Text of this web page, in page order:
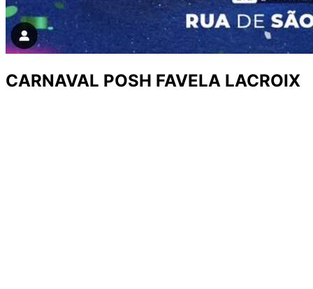
CARNAVAL POSH FAVELA LACROIX